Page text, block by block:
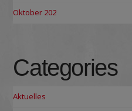
Oktober 202
Categories
Aktuelles